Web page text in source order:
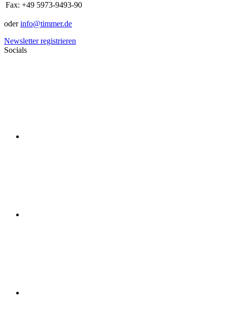
Fax: +49 5973-9493-90
oderinfo@timmer.de
Newsletter registrieren
Socials